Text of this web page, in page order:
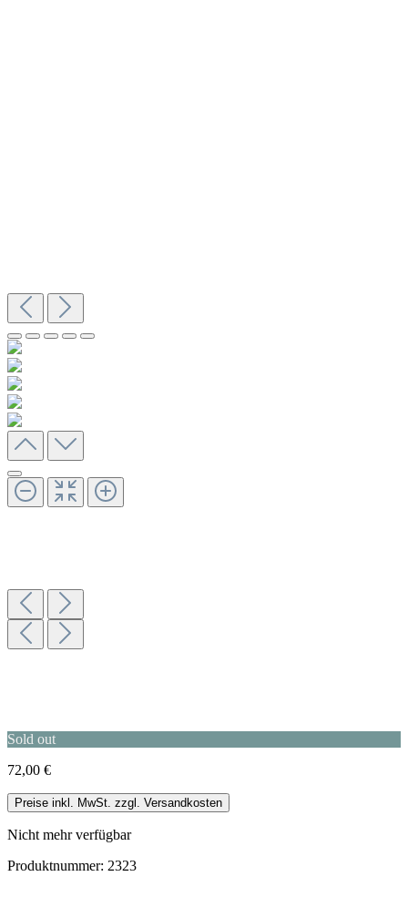
Sold out
72,00 €
Preise inkl. MwSt. zzgl. Versandkosten
Nicht mehr verfügbar
Produktnummer: 2323